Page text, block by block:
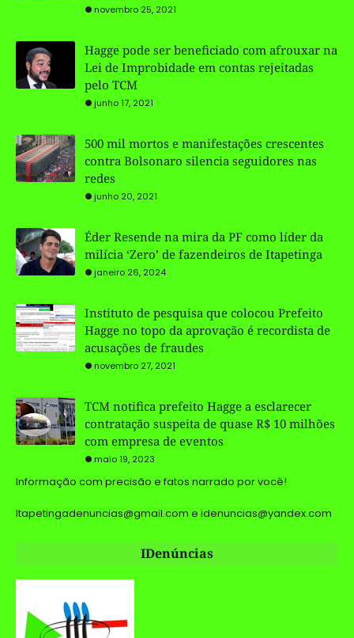
novembro 25, 2021
Hagge pode ser beneficiado com afrouxar na
Lei de Improbidade em contas rejeitadas
pelo TCM
junho 17, 2021
500 mil mortos e manifestações crescentes
contra Bolsonaro silencia seguidores nas
redes
junho 20, 2021
Éder Resende na mira da PF como líder da
milícia ‘Zero’ de fazendeiros de Itapetinga
janeiro 26, 2024
Instituto de pesquisa que colocou Prefeito
Hagge no topo da aprovação é recordista de
acusações de fraudes
novembro 27, 2021
TCM notifica prefeito Hagge a esclarecer
contratação suspeita de quase R$ 10 milhões
com empresa de eventos
maio 19, 2023
Informação com precisão e fatos narrado por você!
Itapetingadenuncias@gmail.com e idenuncias@yandex.com
IDenúncias